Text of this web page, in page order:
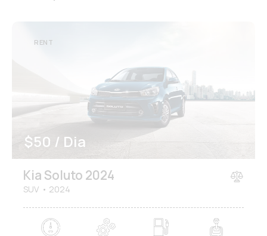
RENT
$50 / Dia
Kia Soluto 2024
SUV 2024